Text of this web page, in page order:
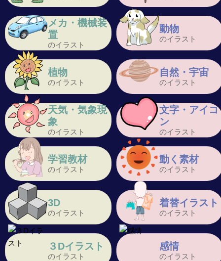
メカ・機械装
置
のイラスト
動物
のイラスト
植物
のイラスト
自然・宇宙
のイラスト
天気・気象現
象
のイラスト
文字・アイコ
ン
のイラスト
学習教材
のイラスト
動く素材
のイラスト
3D
のイラスト
着替イラスト
のイラスト
３Dイラスト
のイラスト
感情
のイラスト